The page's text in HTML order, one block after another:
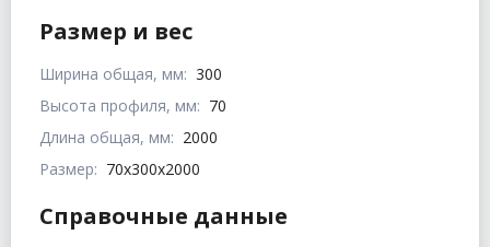
Размер и вес
Ширина общая, мм: 300
Высота профиля, мм: 70
Длина общая, мм: 2000
Размер: 70x300x2000
Справочные данные